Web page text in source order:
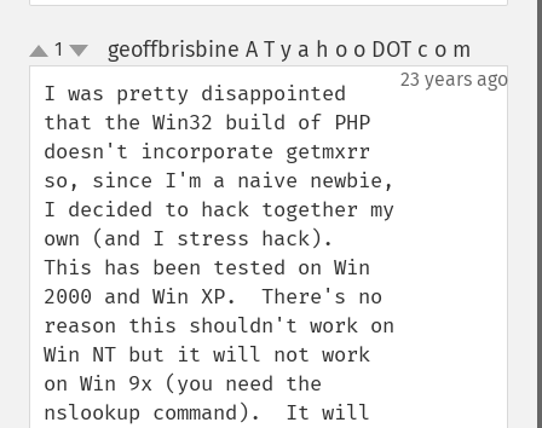
up
down
1 geoffbrisbine A T y a h o o DOT c o m
23 years ago
I was pretty disappointed
that the Win32 build of PHP
doesn't incorporate getmxrr
so, since I'm a naive newbie,
I decided to hack together my
own (and I stress hack).
This has been tested on Win
2000 and Win XP.  There's no
reason this shouldn't work on
Win NT but it will not work
on Win 9x (you need the
nslookup command).  It will